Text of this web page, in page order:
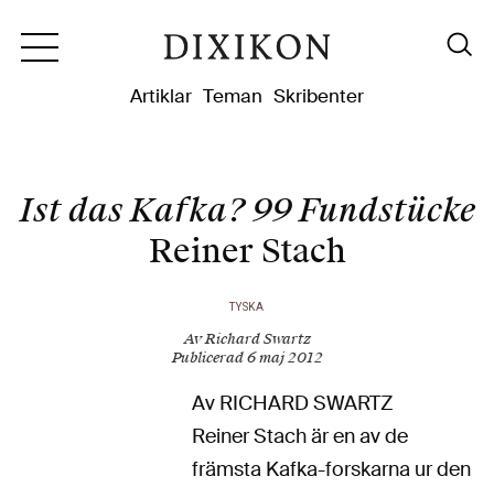
Artiklar Teman Skribenter
Ist das Kafka? 99 Fundstücke
Reiner Stach
TYSKA
Av Richard Swartz
Publicerad 6 maj 2012
Av RICHARD SWARTZ
Reiner Stach är en av de
främsta Kafka-forskarna ur den